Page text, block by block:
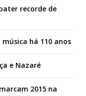
recorde de
há 110 anos
e Nazaré
2015 na